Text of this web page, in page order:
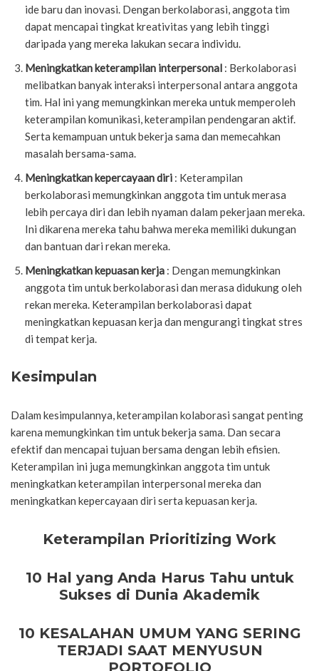
ide baru dan inovasi. Dengan berkolaborasi, anggota tim
dapat mencapai tingkat kreativitas yang lebih tinggi
daripada yang mereka lakukan secara individu.
Meningkatkan keterampilan interpersonal : Berkolaborasi
melibatkan banyak interaksi interpersonal antara anggota
tim. Hal ini yang memungkinkan mereka untuk memperoleh
keterampilan komunikasi, keterampilan pendengaran aktif.
Serta kemampuan untuk bekerja sama dan memecahkan
masalah bersama-sama.
Meningkatkan kepercayaan diri : Keterampilan
berkolaborasi memungkinkan anggota tim untuk merasa
lebih percaya diri dan lebih nyaman dalam pekerjaan mereka.
Ini dikarena mereka tahu bahwa mereka memiliki dukungan
dan bantuan dari rekan mereka.
Meningkatkan kepuasan kerja : Dengan memungkinkan
anggota tim untuk berkolaborasi dan merasa didukung oleh
rekan mereka. Keterampilan berkolaborasi dapat
meningkatkan kepuasan kerja dan mengurangi tingkat stres
di tempat kerja.
Kesimpulan
Dalam kesimpulannya, keterampilan kolaborasi sangat penting
karena memungkinkan tim untuk bekerja sama. Dan secara
efektif dan mencapai tujuan bersama dengan lebih efisien.
Keterampilan ini juga memungkinkan anggota tim untuk
meningkatkan keterampilan interpersonal mereka dan
meningkatkan kepercayaan diri serta kepuasan kerja.
Keterampilan Prioritizing Work
10 Hal yang Anda Harus Tahu untuk
Sukses di Dunia Akademik
10 KESALAHAN UMUM YANG SERING
TERJADI SAAT MENYUSUN